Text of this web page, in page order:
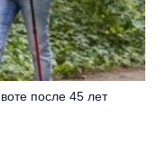
после 45 лет